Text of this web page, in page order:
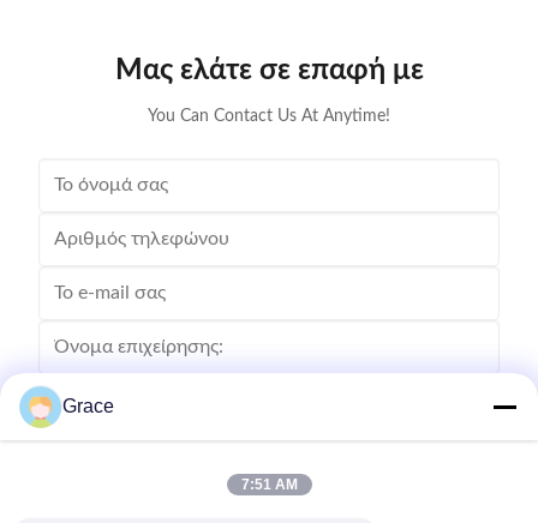
Μας ελάτε σε επαφή με
You Can Contact Us At Anytime!
Grace
7:51 AM